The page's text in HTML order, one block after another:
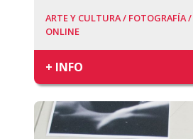
ARTE Y CULTURA / FOTOGRAFÍA /
ONLINE
+ INFO